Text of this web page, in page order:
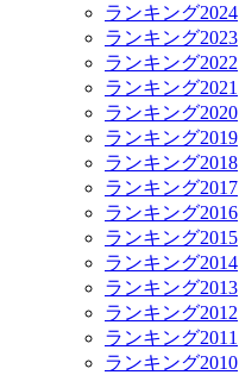
ランキング2024
ランキング2023
ランキング2022
ランキング2021
ランキング2020
ランキング2019
ランキング2018
ランキング2017
ランキング2016
ランキング2015
ランキング2014
ランキング2013
ランキング2012
ランキング2011
ランキング2010